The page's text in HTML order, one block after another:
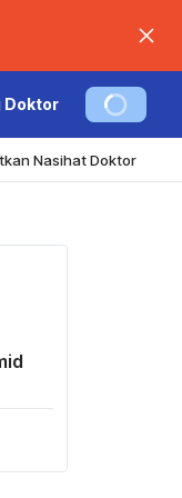
Doktor
Nasihat Doktor